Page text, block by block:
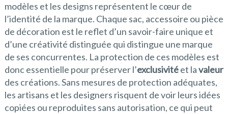
modèles et les designs représentent le cœur de
l’identité de la marque. Chaque sac, accessoire ou pièce
de décoration est le reflet d’un savoir-faire unique et
d’une créativité distinguée qui distingue une marque
de ses concurrentes. La protection de ces modèles est
donc essentielle pour préserver l’exclusivitéet lavaleur
des créations. Sans mesures de protection adéquates,
les artisans et les designers risquent de voir leurs idées
copiées ou reproduites sans autorisation, ce qui peut